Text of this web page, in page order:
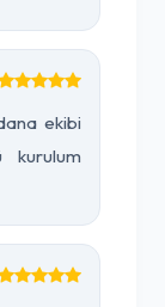
ekibi
kurulum